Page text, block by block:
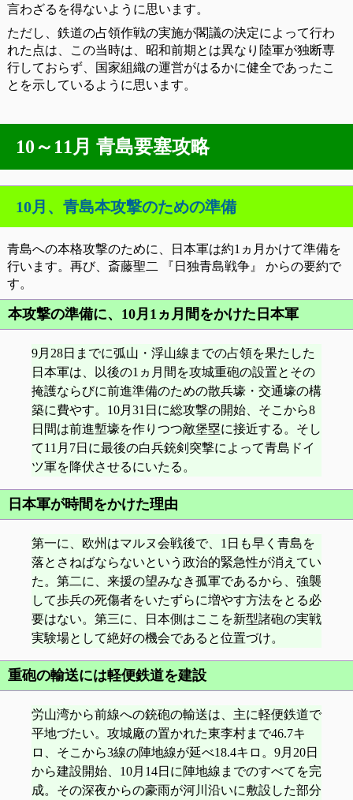
言わざるを得ないように思います。
ただし、鉄道の占領作戦の実施が閣議の決定によって行わ
れた点は、この当時は、昭和前期とは異なり陸軍が独断専
行しておらず、国家組織の運営がはるかに健全であったこ
とを示しているように思います。
10～11月 青島要塞攻略
10月、青島本攻撃のための準備
青島への本格攻撃のために、日本軍は約1ヵ月かけて準備を
行います。再び、斎藤聖二 『日独青島戦争』 からの要約で
す。
本攻撃の準備に、10月1ヵ月間をかけた日本軍
9月28日までに弧山・浮山線までの占領を果たした
日本軍は、以後の1ヵ月間を攻城重砲の設置とその
掩護ならびに前進準備のための散兵壕・交通壕の構
築に費やす。10月31日に総攻撃の開始、そこから8
日間は前進塹壕を作りつつ敵堡塁に接近する。そし
て11月7日に最後の白兵銃剣突撃によって青島ドイ
ツ軍を降伏させるにいたる。
日本軍が時間をかけた理由
第一に、欧州はマルヌ会戦後で、1日も早く青島を
落とさねばならないという政治的緊急性が消えてい
た。第二に、来援の望みなき孤軍であるから、強襲
して歩兵の死傷者をいたずらに増やす方法をとる必
要はない。第三に、日本側はここを新型諸砲の実戦
実験場として絶好の機会であると位置づけ。
重砲の輸送には軽便鉄道を建設
労山湾から前線への銃砲の輸送は、主に軽便鉄道で
平地づたい。攻城廠の置かれた東李村まで46.7キ
ロ、そこから3線の陣地線が延べ18.4キロ。9月20日
から建設開始、10月14日に陣地線までのすべてを完
成。その深夜からの豪雨が河川沿いに敷設した部分